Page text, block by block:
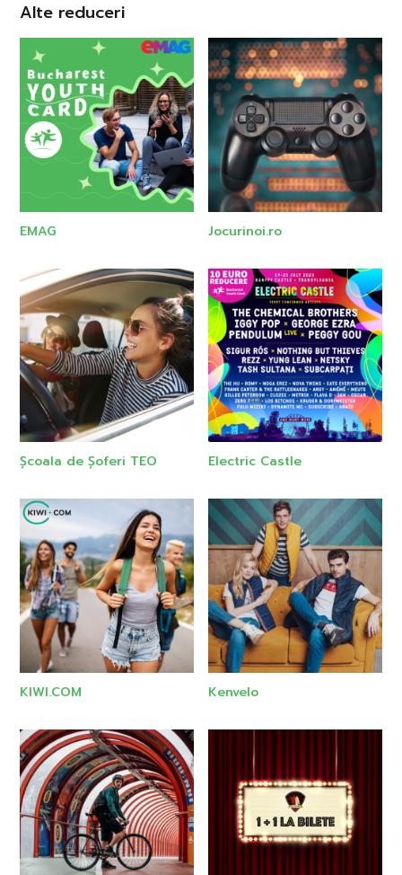
Alte reduceri
EMAG Jocurinoi.ro
Școala de Șoferi TEO Electric Castle
KIWI.COM Kenvelo